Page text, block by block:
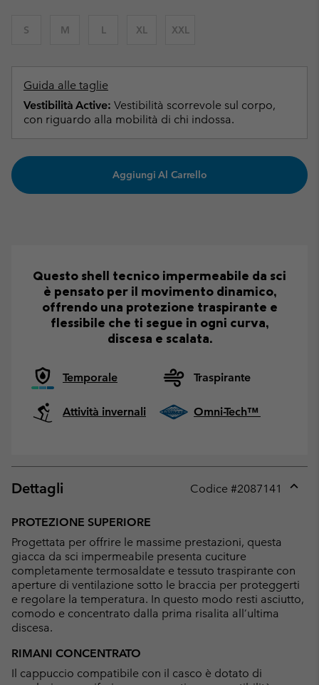
S M L XL XXL
Guida alle taglie
Vestibilità Active: Vestibilità scorrevole sul corpo,
con riguardo alla mobilità di chi indossa.
Aggiungi Al Carrello
Questo shell tecnico impermeabile da sci
è pensato per il movimento dinamico,
offrendo una protezione traspirante e
flessibile che ti segue in ogni curva,
discesa e scalata.
Temporale Traspirante
Attività invernali Omni-Tech™
Dettagli Codice #2087141
PROTEZIONE SUPERIORE
Progettata per offrire le massime prestazioni, questa
giacca da sci impermeabile presenta cuciture
completamente termosaldate e tessuto traspirante con
aperture di ventilazione sotto le braccia per proteggerti
e regolare la temperatura. In questo modo resti asciutto,
comodo e concentrato dalla prima risalita all’ultima
discesa.
RIMANI CONCENTRATO
Il cappuccio compatibile con il casco è dotato di